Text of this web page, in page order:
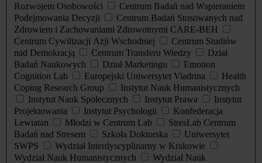
Rozwojem Osobowości
Centrum Badań nad Wspieraniem
Podejmowania Decyzji
Centrum Badań Stosowanych nad
Zdrowiem i Zachowaniami Zdrowotnymi CARE-BEH
Centrum Cywilizacji Azji Wschodniej
Centrum Studiów
nad Demokracją
Centrum Transferu Wiedzy
Dział
Badań Naukowych
Dział Marketingu
Emotion
Cognition Lab
Europejski Uniwersytet Viadrina
Health
Coping Research Group
Instytut Nauk Humanistycznych
Instytut Nauk Społecznych
Instytut Prawa
Instytut
Projektowania
Instytut Psychologii
Konfederacja
Lewiatan
Młodzi w Centrum Lab
StresLab Centrum
Badań nad Stresem
Szkoła Doktorska
Uniwersytet
SWPS
Wydział Interdyscyplinarny w Krakowie
Wydział Nauk Humanistycznych
Wydział Nauk